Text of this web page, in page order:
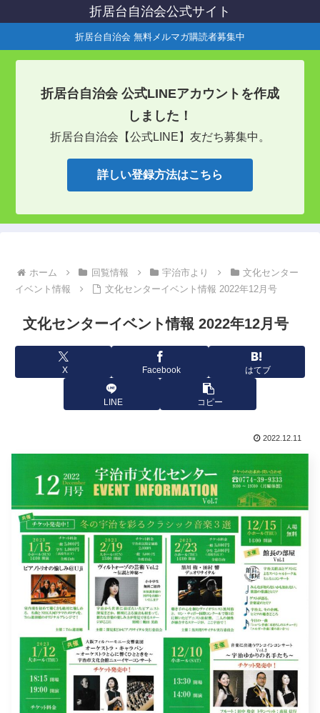
折居台自治会公式サイト
折居台自治会 無料メルマガ購読者募集中
折居台自治会 公式LINEアカウントを作成
しました！
折居台自治会【公式LINE】友だち募集中。
詳しい登録方法はこちら
ホーム 回覧情報 宇治市より
文化センター
イベント情報
文化センターイベント情報 2022年12月号
文化センターイベント情報 2022年12月号
X Facebook はてブ
LINE コピー
2022.12.11